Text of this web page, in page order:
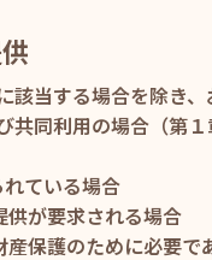
該当する場合を除き
共同利用の場合（第
ている場合
が要求される場合
保護のために必要で